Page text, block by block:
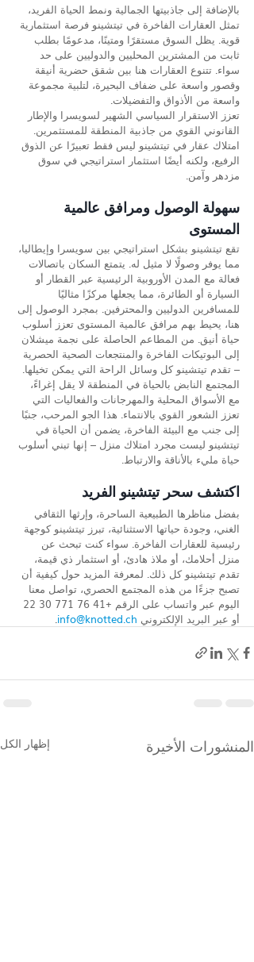
بالإضافة إلى جاذبيتها الجمالية ونمط الحياة الفريد،
تمثل العقارات الفاخرة في تيتشينو فرصة استثمارية
قوية. يظل السوق مستقرًا ومتينًا، مدعومًا بطلب
ثابت من المشترين المحليين والدوليين على حد
سواء. تتنوع العقارات هنا بين شقق حضرية أنيقة
وقصور واسعة على ضفاف البحيرة، لتلبية مجموعة
واسعة من الأذواق والتفضيلات.
تعزز الاستقرار السياسي الشهير لسويسرا والإطار
القانوني القوي من جاذبية المنطقة للمستثمرين.
امتلاك عقار في تيتشينو ليس فقط تعبيرًا عن الذوق
الرفيع، ولكنه أيضًا استثمار استراتيجي في سوق
مزدهر وآمن.
سهولة الوصول ومرافق عالمية
المستوى
تقع تيتشينو بشكل استراتيجي بين سويسرا وإيطاليا،
مما يوفر وصولًا لا مثيل له. يتمتع السكان باتصالات
فعالة مع المدن الأوروبية الرئيسية عبر القطار أو
السيارة أو الطائرة، مما يجعلها مركزًا مثاليًا
للمسافرين الدوليين والمحترفين. بمجرد الوصول إلى
هنا، يحيط بهم مرافق عالمية المستوى تعزز أسلوب
حياة أنيق. من المطاعم الحاصلة على نجمة ميشلان
إلى البوتيكات الفاخرة والمنتجعات الصحية الحصرية
– تقدم تيتشينو كل وسائل الراحة التي يمكن تخيلها.
المجتمع النابض بالحياة في المنطقة لا يقل إغراءً،
مع الأسواق المحلية والمهرجانات والفعاليات التي
تعزز الشعور القوي بالانتماء. هذا الجو المرحب، جنبًا
إلى جنب مع البيئة الفاخرة، يضمن أن الحياة في
تيتشينو ليست مجرد امتلاك منزل – إنها تبني أسلوب
حياة مليء بالأناقة والارتباط.
اكتشف سحر تيتشينو الفريد
بفضل مناظرها الطبيعية الساحرة، وإرثها الثقافي
الغني، وجودة حياتها الاستثنائية، تبرز تيتشينو كوجهة
رئيسية للعقارات الفاخرة. سواء كنت تبحث عن
منزل أحلامك، أو ملاذ هادئ، أو استثمار ذي قيمة،
تقدم تيتشينو كل ذلك. لمعرفة المزيد حول كيفية أن
تصبح جزءًا من هذه المجتمع الحصري، تواصل معنا
أو عبر البريد الإلكتروني info@knotted.ch
.
المنشورات الأخيرة إظهار الكل